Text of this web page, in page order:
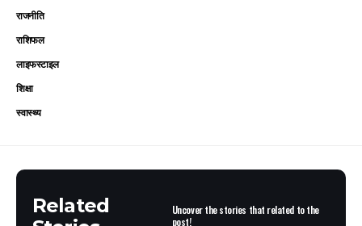
राजनीति
राशिफल
लाइफस्टाइल
शिक्षा
स्वास्थ्य
Related
Uncover the stories that related to the
post!